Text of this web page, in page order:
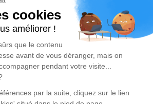
à utiliser cet espace pour
partager des photos
ou exprimer vos pensées
ou des textes. Cet endroit
dédié à honorer la
DELAVAUD.
ses désirs : "Ni fleurs, ni